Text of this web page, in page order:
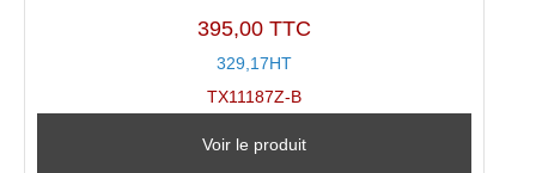
395,00 TTC
329,17HT
TX11187Z-B
Voir le produit